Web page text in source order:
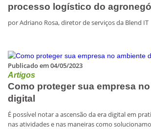
processo logístico do
por Adriano Rosa, diretor de serviços da Blend IT
Publicado em 04/05/2023
Artigos
Como proteger sua empresa
digital
É possível notar a ascensão da era digital em
nas atividades e nas maneiras como